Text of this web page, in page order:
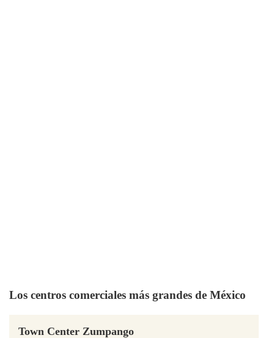
Los centros comerciales más grandes de México
Town Center Zumpango